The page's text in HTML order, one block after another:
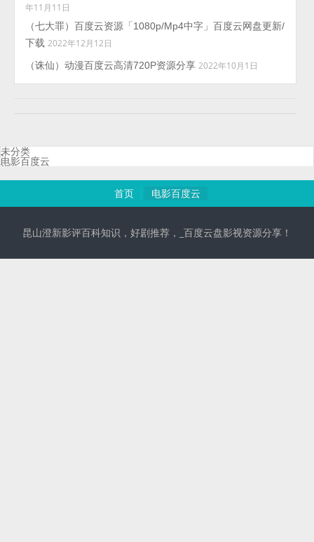
年11月11日
（七大罪）百度云资源「1080p/Mp4中字」百度云网盘更新/
下载 2022年12月12日
（诛仙）动漫百度云高清720P资源分享 2022年10月1日
未分类
电影百度云
首页 电影百度云
昆山澄新影评百科知识，好剧推荐，_百度云盘影视资源分享！